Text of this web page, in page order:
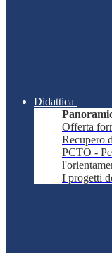
Didattica
Offerta
Recupero
PCTO -
I progetti